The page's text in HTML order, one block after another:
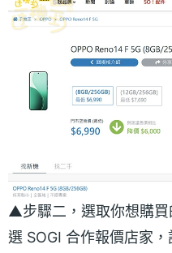
▲步驟二，選取你想購
選 SOGI 合作報價店家，